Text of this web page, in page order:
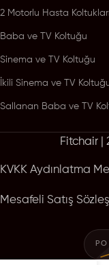
2 Motorlu Hasta Koltukları
Baba ve TV Koltuğu
Sinema ve TV Koltuğu
İkili Sinema ve TV
Sallanan Baba ve TV
Fitchair |
KVKK Aydınlatma
Mesafeli Satış